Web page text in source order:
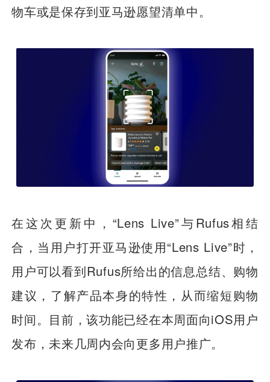
物车或是保存到亚马逊愿望清单中。
在这次更新中，“Lens Live”与Rufus相结
合，当用户打开亚马逊使用“Lens Live”时，
用户可以看到Rufus所给出的信息总结、购物
建议，了解产品本身的特性，从而缩短购物
时间。目前，该功能已经在本周面向iOS用户
发布，未来几周内会向更多用户推广。